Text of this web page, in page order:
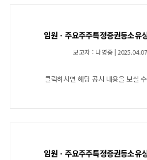
임원ㆍ주요주주특정증권등소유
보고자 : 나영중 | 2025.04.07
클릭하시면 해당 공시 내용을 보실
임원ㆍ주요주주특정증권등소유